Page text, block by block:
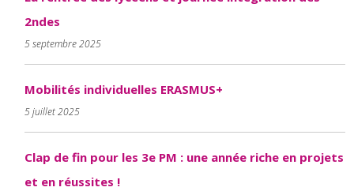
2ndes
5 septembre 2025
Mobilités individuelles ERASMUS+
5 juillet 2025
Clap de fin pour les 3e PM : une année riche en projets
et en réussites !